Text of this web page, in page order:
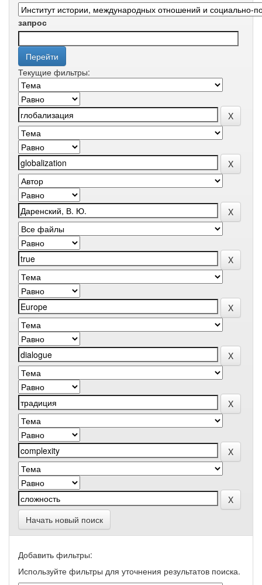
запрос
Текущие фильтры:
Начать новый поиск
Добавить фильтры:
Используйте фильтры для уточнения результатов поиска.